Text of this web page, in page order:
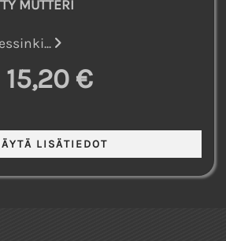
MUTTERI
15,20 €